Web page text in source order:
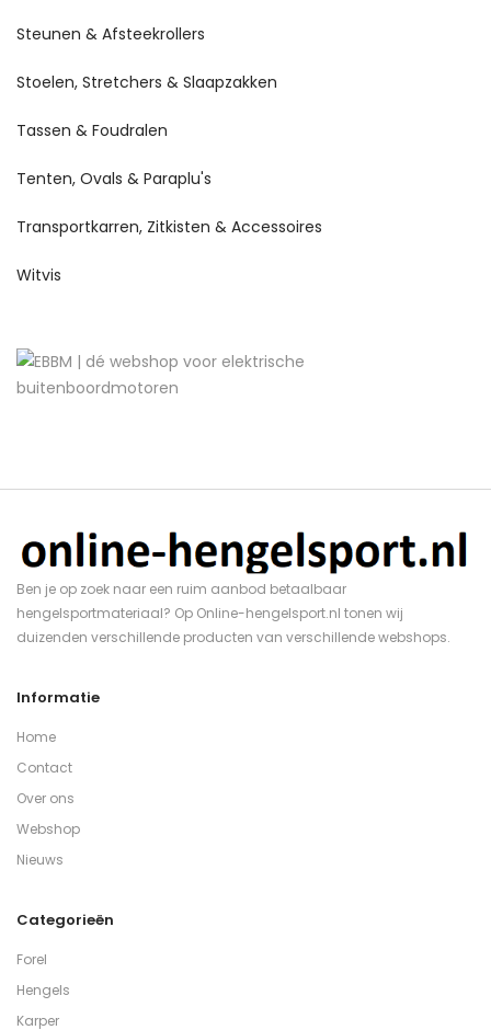
Steunen & Afsteekrollers
Stoelen, Stretchers & Slaapzakken
Tassen & Foudralen
Tenten, Ovals & Paraplu's
Transportkarren, Zitkisten & Accessoires
Witvis
Ben je op zoek naar een ruim aanbod betaalbaar
hengelsportmateriaal? Op Online-hengelsport.nl tonen wij
duizenden verschillende producten van verschillende webshops.
Informatie
Home
Contact
Over ons
Webshop
Nieuws
Categorieën
Forel
Hengels
Karper